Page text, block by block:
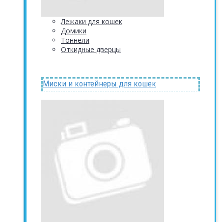
Лежаки для кошек
Домики
Тоннели
Откидные дверцы
Миски и контейнеры для кошек